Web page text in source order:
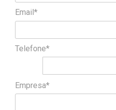
Email*
Telefone*
Empresa*